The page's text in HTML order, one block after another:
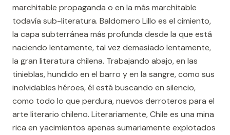
marchitable propaganda o en la más marchitable
todavía sub-literatura. Baldomero Lillo es el cimiento,
la capa subterránea más profunda desde la que está
naciendo lentamente, tal vez demasiado lentamente,
la gran literatura chilena. Trabajando abajo, en las
tinieblas, hundido en el barro y en la sangre, como sus
inolvidables héroes, él está buscando en silencio,
como todo lo que perdura, nuevos derroteros para el
arte literario chileno. Literariamente, Chile es una mina
rica en yacimientos apenas sumariamente explotados